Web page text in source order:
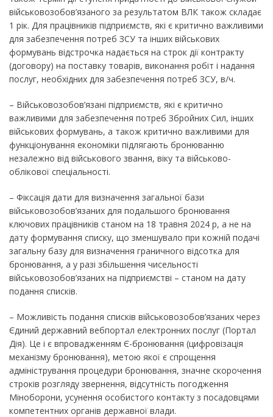
військовозобов’язаного за результатом ВЛК також складає
1 рік. Для працівників підприємств, які є критично важливими
для забезпечення потреб ЗСУ та інших військових
формувань відстрочка надається на строк дії контракту
(договору) на поставку товарів, виконання робіт і надання
послуг, необхідних для забезпечення потреб ЗСУ, в/ч.
– Військовозобов’язані підприємств, які є критично
важливими для забезпечення потреб Збройних Сил, інших
військових формувань, а також критично важливими для
функціонування економіки підлягають бронюванню
незалежно від військового звання, віку та військово-
облікової спеціальності.
– Фіксація дати для визначення загальної бази
військовозобов’язаних для подальшого бронювання
ключових працівників станом на 18 травня 2024 р, а не на
дату формування списку, що зменшувало при кожній подачі
загальну базу для визначення граничного відсотка для
бронювання, а у разі збільшення чисельності
військовозобов’язаних на підприємстві – станом на дату
подання списків.
– Можливість подання списків військовозобов’язаних через
Єдиний державний вебпортал електронних послуг (Портал
Дія). Це і є впровадженням Є-бронювання (цифровізація
механізму бронювання), метою якої є спрощення
адміністрування процедури бронювання, значне скорочення
строків розгляду звернення, відсутність погодження
Міноборони, усунення особистого контакту з посадовцями
компетентних органів державної влади.